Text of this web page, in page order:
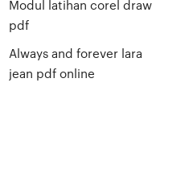
Modul latihan corel draw
pdf
Always and forever lara
jean pdf online